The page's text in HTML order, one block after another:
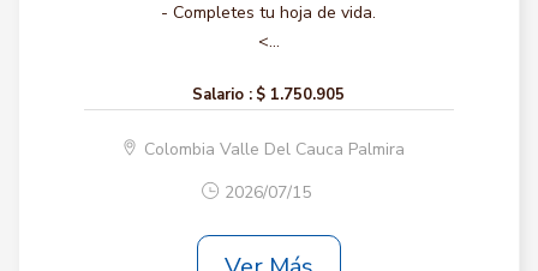
- Completes tu hoja de vida.
<...
Salario : $ 1.750.905
Colombia Valle Del Cauca Palmira
2026/07/15